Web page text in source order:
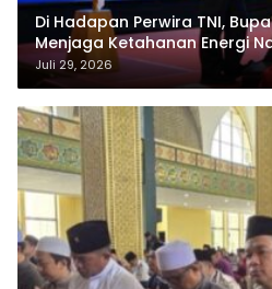
Di Hadapan Perwira TNI,
Menjaga Ketahanan Energi
Juli 29, 2026